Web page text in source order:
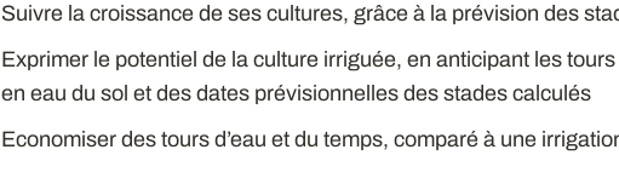
Suivre la croissance de ses cultures, grâce à la prévision des
Exprimer le potentiel de la culture irriguée, en anticipant les tours
en eau du sol et des dates prévisionnelles des stades calculés
Economiser des tours d’eau et du temps, comparé à une